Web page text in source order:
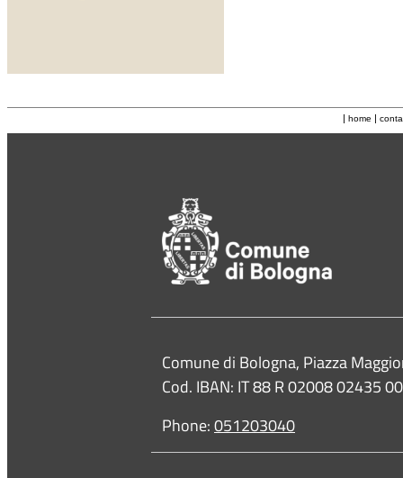
| home |
Contacts
Comune di Bologna, Piazza
Cod. IBAN: IT 88 R 02008 02435
Phone:051203040